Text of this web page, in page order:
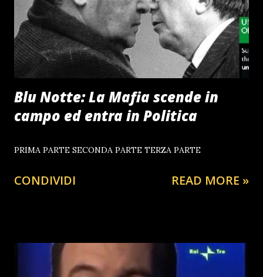
Blu Notte: La Mafia scende in
campo ed entra in Politica
PRIMA PARTE SECONDA PARTE TERZA PARTE
CONDIVIDI READ MORE »